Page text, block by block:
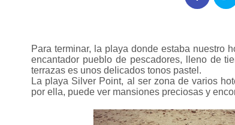
Para terminar, la playa donde estaba nuestro
encantador pueblo de pescadores, lleno de
terrazas es unos delicados tonos pastel.
La playa Silver Point, al ser zona de varios
por ella, puede ver mansiones preciosas y